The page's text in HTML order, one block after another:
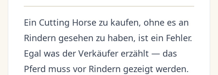
Ein Cutting Horse zu kaufen, ohne es an
Rindern gesehen zu haben, ist ein Fehler.
Egal was der Verkäufer erzählt — das
Pferd muss vor Rindern gezeigt werden.